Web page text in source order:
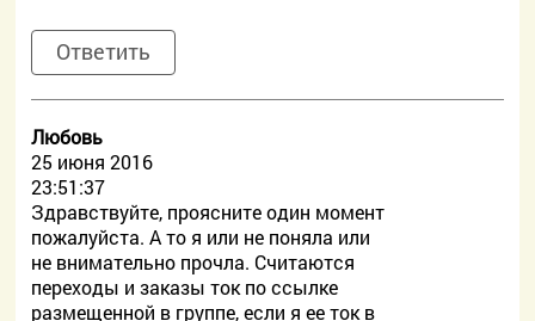
Ответить
Любовь
25 июня 2016
23:51:37
Здравствуйте, проясните один момент
пожалуйста. А то я или не поняла или
не внимательно прочла. Считаются
переходы и заказы ток по ссылке
размещенной в группе, если я ее ток в